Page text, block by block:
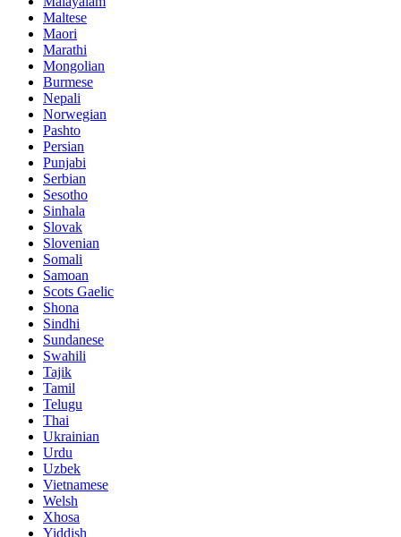
Maltese
Maori
Marathi
Mongolian
Burmese
Nepali
Norwegian
Pashto
Persian
Punjabi
Serbian
Sesotho
Sinhala
Slovak
Slovenian
Somali
Samoan
Scots Gaelic
Shona
Sindhi
Sundanese
Swahili
Tajik
Tamil
Telugu
Thai
Ukrainian
Urdu
Uzbek
Vietnamese
Welsh
Xhosa
Yiddish